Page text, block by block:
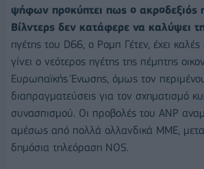
ψήφων προκύπτει πως ο ακροδεξιός
Βίλντερς δεν κατάφερε να καλύψει
ηγέτης του D66, ο Ρομπ Γέτεν, έχει καλές
γίνει ο νεότερος ηγέτης της πέμπτης
Ευρωπαϊκής Ένωσης, όμως τον
διαπραγματεύσεις για τον σχηματισμό
συνασπισμού. Οι προβολές του ANP
αμέσως από πολλά ολλανδικά ΜΜΕ,
δημόσια τηλεόραση NOS.